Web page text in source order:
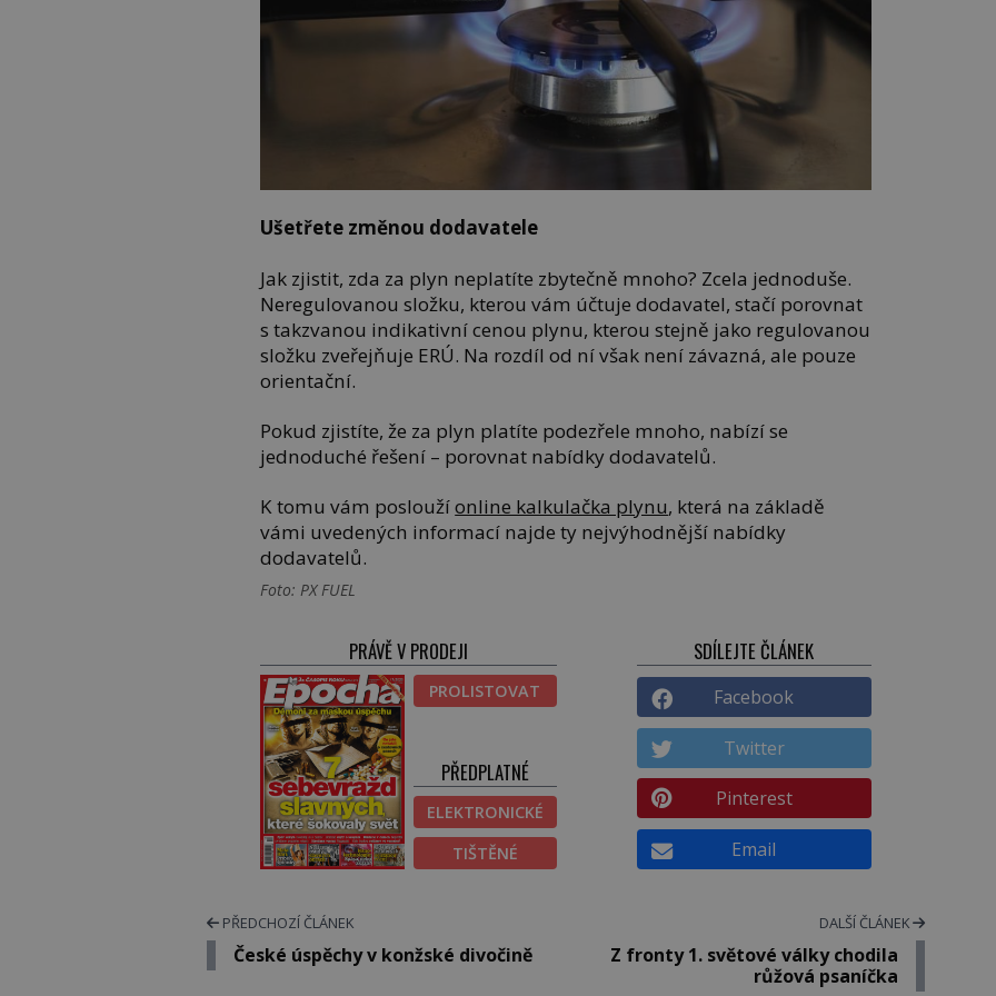
Ušetřete změnou dodavatele
Jak zjistit, zda za plyn neplatíte zbytečně mnoho? Zcela jednoduše.
Neregulovanou složku, kterou vám účtuje dodavatel, stačí porovnat
s takzvanou indikativní cenou plynu, kterou stejně jako regulovanou
složku zveřejňuje ERÚ. Na rozdíl od ní však není závazná, ale pouze
orientační.
Pokud zjistíte, že za plyn platíte podezřele mnoho, nabízí se
jednoduché řešení – porovnat nabídky dodavatelů.
K tomu vám posloužíonline kalkulačka plynu, která na základě
vámi uvedených informací najde ty nejvýhodnější nabídky
dodavatelů.
Foto: PX FUEL
PRÁVĚ V PRODEJI
PROLISTOVAT
PŘEDPLATNÉ
ELEKTRONICKÉ
TIŠTĚNÉ
SDÍLEJTE ČLÁNEK
Facebook
Twitter
Pinterest
Email
PŘEDCHOZÍ ČLÁNEK
České úspěchy v konžské divočině
DALŠÍ ČLÁNEK
Z fronty 1. světové války chodila
růžová psaníčka